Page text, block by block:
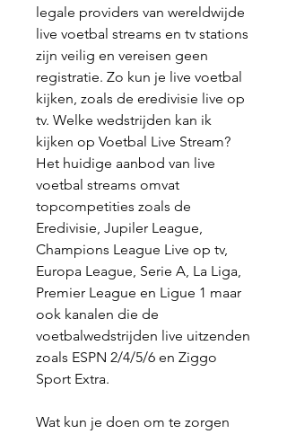
legale providers van wereldwijde
live voetbal streams en tv stations
zijn veilig en vereisen geen
registratie. Zo kun je live voetbal
kijken, zoals de eredivisie live op
tv. Welke wedstrijden kan ik
kijken op Voetbal Live Stream?
Het huidige aanbod van live
voetbal streams omvat
topcompetities zoals de
Eredivisie, Jupiler League,
Champions League Live op tv,
Europa League, Serie A, La Liga,
Premier League en Ligue 1 maar
ook kanalen die de
voetbalwedstrijden live uitzenden
zoals ESPN 2/4/5/6 en Ziggo
Sport Extra.
Wat kun je doen om te zorgen